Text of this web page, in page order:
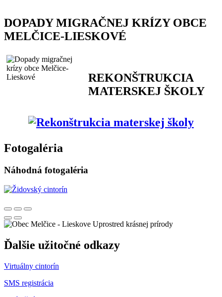
DOPADY MIGRAČNEJ KRÍZY OBCE
MELČICE-LIESKOVÉ
REKONŠTRUKCIA
MATERSKEJ ŠKOLY
Fotogaléria
Náhodná fotogaléria
Uprostred krásnej prírody
Ďalšie užitočné odkazy
Virtuálny cintorín
SMS registrácia